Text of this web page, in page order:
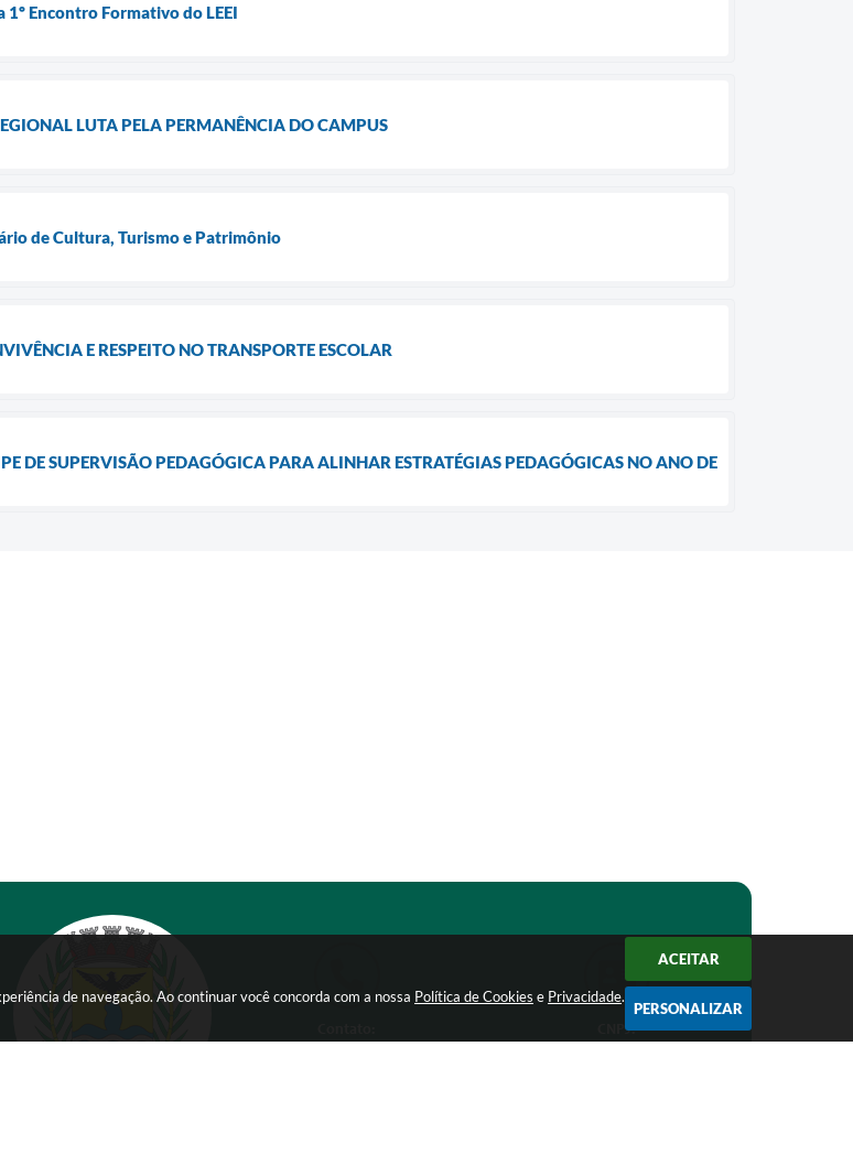
de navegação. Ao continuar você concorda com a nossa Política de Cookies e Privacidade.
ACEITAR
PERSONALIZAR
1º Encontro Formativo do LEEI
LUTA PELA PERMANÊNCIA DO CAMPUS
de Cultura, Turismo e Patrimônio
E RESPEITO NO TRANSPORTE ESCOLAR
DE SUPERVISÃO PEDAGÓGICA PARA ALINHAR ESTRATÉGIAS PEDAGÓGICAS NO ANO DE
CNPJ: